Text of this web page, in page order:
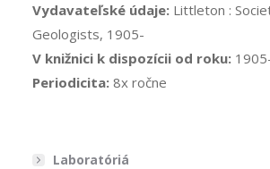
Vydavateľské údaje:Littleton :
Geologists, 1905-
V knižnici k dispozícii od roku:
Periodicita:8x ročne
Laboratóriá